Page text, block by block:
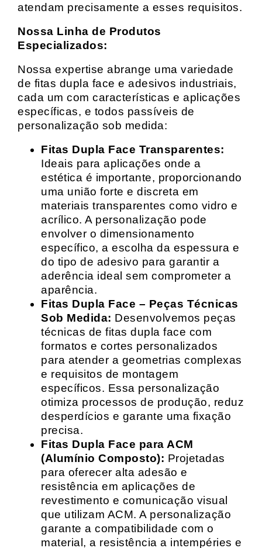
atendam precisamente a esses requisitos.
Nossa Linha de Produtos
Especializados:
Nossa expertise abrange uma variedade
de fitas dupla face e adesivos industriais,
cada um com características e aplicações
específicas, e todos passíveis de
personalização sob medida:
Fitas Dupla Face Transparentes:
Ideais para aplicações onde a
estética é importante, proporcionando
uma união forte e discreta em
materiais transparentes como vidro e
acrílico. A personalização pode
envolver o dimensionamento
específico, a escolha da espessura e
do tipo de adesivo para garantir a
aderência ideal sem comprometer a
aparência.
Fitas Dupla Face – Peças Técnicas
Sob Medida: Desenvolvemos peças
técnicas de fitas dupla face com
formatos e cortes personalizados
para atender a geometrias complexas
e requisitos de montagem
específicos. Essa personalização
otimiza processos de produção, reduz
desperdícios e garante uma fixação
precisa.
Fitas Dupla Face para ACM
(Alumínio Composto): Projetadas
para oferecer alta adesão e
resistência em aplicações de
revestimento e comunicação visual
que utilizam ACM. A personalização
garante a compatibilidade com o
material, a resistência a intempéries e